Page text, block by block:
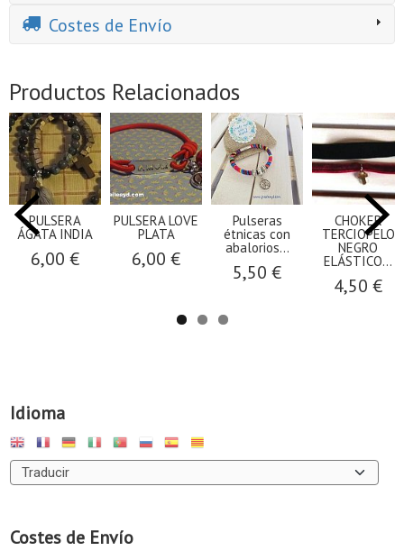
Idioma
Costes de Envío
Costes de Envío
Productos Relacionados
PULSERA
ÁGATA INDIA
6,00 €
PULSERA LOVE
PLATA
6,00 €
Pulseras
étnicas con
abalorios...
5,50 €
CHOKER
TERCIOPELO
NEGRO
ELÁSTICO...
4,50 €